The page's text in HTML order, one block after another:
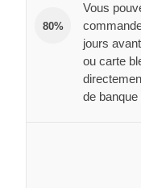
80%
Vous
jours
ou carte
de banque